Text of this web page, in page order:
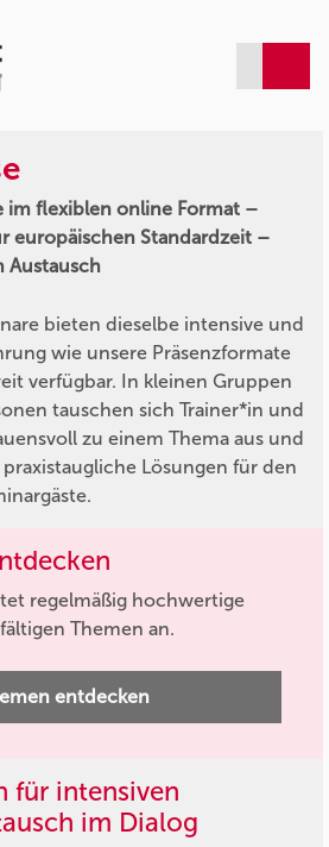
im flexiblen online Format –
europäischen Standardzeit –
Austausch
bieten dieselbe intensive und
wie unsere Präsenzformate
verfügbar. In kleinen Gruppen
tauschen sich Trainer*in und
zu einem Thema aus und
Lösungen für den
regelmäßig hochwertige
Themen an.
entdecken
für intensiven
im Dialog